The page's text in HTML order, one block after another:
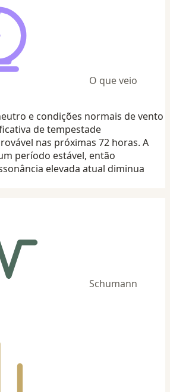
O que veio
e condições normais de vento
de tempestade
nas próximas 72 horas. A
período estável, então
elevada atual diminua
Schumann